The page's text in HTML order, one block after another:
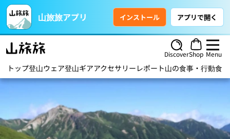
山旅旅アプリ インストール アプリで開く
DiscoverShop Menu
トップ登山ウェア登山ギアアクセサリー レポート山の食事・行動食